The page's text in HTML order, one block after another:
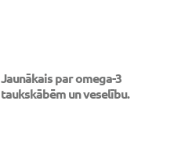
Jaunākais par omega-3
taukskābēm un veselību.